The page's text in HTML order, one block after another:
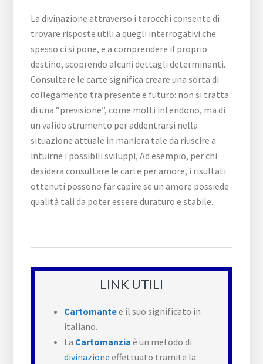
La divinazione attraverso i tarocchi consente di
trovare risposte utili a quegli interrogativi che
spesso ci si pone, e a comprendere il proprio
destino, scoprendo alcuni dettagli determinanti.
Consultare le carte significa creare una sorta di
collegamento tra presente e futuro: non si tratta
di una “previsione”, come molti intendono, ma di
un valido strumento per addentrarsi nella
situazione attuale in maniera tale da riuscire a
intuirne i possibili sviluppi, Ad esempio, per chi
desidera consultare le carte per amore, i risultati
ottenuti possono far capire se un amore possiede
qualità tali da poter essere duraturo e stabile.
LINK UTILI
Cartomantee il suo significato in
italiano.
La Cartomanzia è un metodo di
divinazione effettuato tramite la